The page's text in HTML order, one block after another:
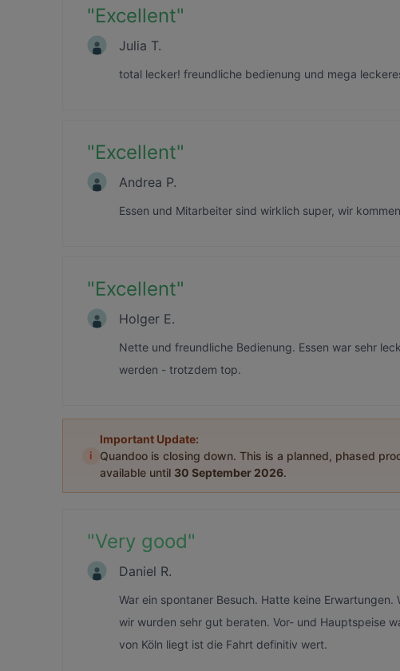
"Excellent"
Julia T.
total lecker! freundliche bedienung und mega
"Excellent"
Andrea P.
Essen und Mitarbeiter sind wirklich super, wir
"Excellent"
Holger E.
Nette und freundliche Bedienung. Essen war sehr
werden - trotzdem top.
i
Important Update:
Quandoo is closing down. This is a planned, phased
available until 30 September 2026.
"Very good"
Daniel R.
War ein spontaner Besuch. Hatte keine
wir wurden sehr gut beraten. Vor- und Hauptspeise
von Köln liegt ist die Fahrt definitiv wert.